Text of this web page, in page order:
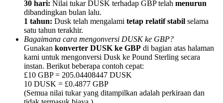
Undang teman untuk mendapatkan imbalan tunai
BTC Welcome Rewards
30 hari: Nilai tukar DUSK terhadap GBP telah menurun
dibandingkan bulan lalu.
1 tahun: Dusk telah mengalami tetap relatif stabil selama
satu tahun terakhir.
Bagaimana cara mengonversi DUSK ke GBP?
Gunakan konverter DUSK ke GBP di bagian atas halaman
kami untuk mengonversi Dusk ke Pound Sterling secara
instan. Berikut beberapa contoh cepat:
£10 GBP = 205.04408447 DUSK
10 DUSK = £0.4877 GBP
(Semua nilai tukar yang ditampilkan adalah perkiraan dan